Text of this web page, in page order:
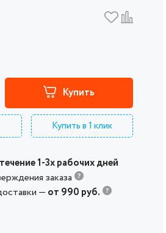
Купить
Купить в 1 клик
1-3х рабочих дней
заказа
— от 990 руб.